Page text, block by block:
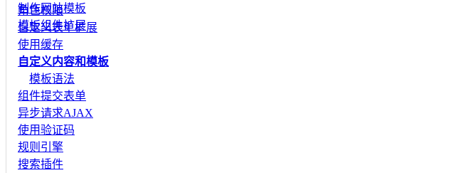
制作网站模板
模板组件扩展
角色权限
自定义表单扩展
使用缓存
自定义内容和模板
模板语法
组件提交表单
异步请求AJAX
使用验证码
规则引擎
搜索插件